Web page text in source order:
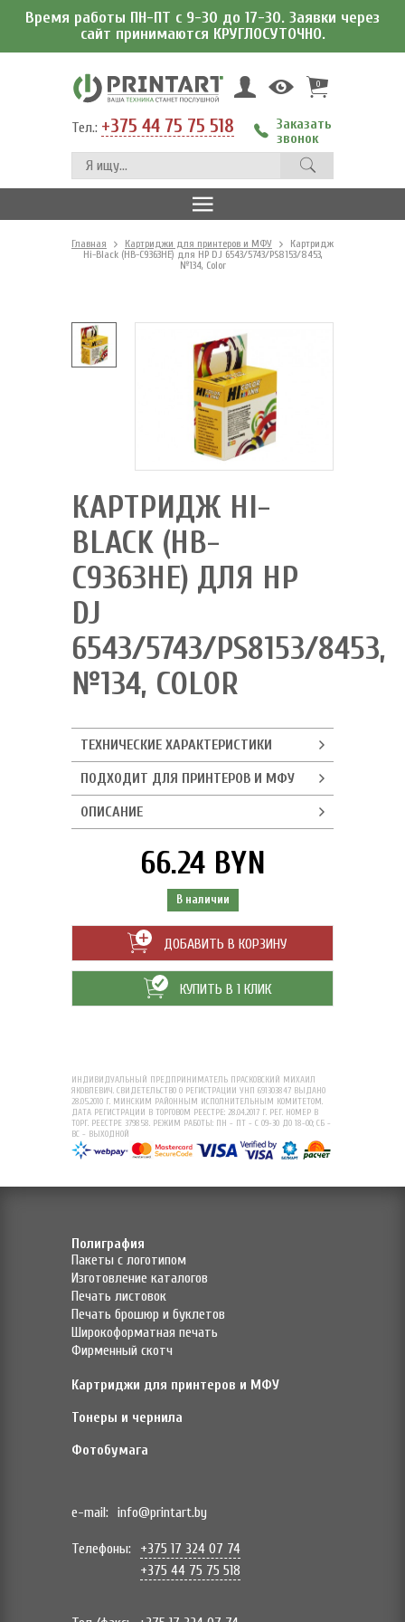
Время работы ПН-ПТ с 9-30 до 17-30. Заявки через
сайт принимаются КРУГЛОСУТОЧНО.
0
Тел.: +375 44 75 75 518
Заказать
звонок
Главная Картриджи для принтеров и МФУ
Картридж
Hi-Black (HB-C9363HE) для HP DJ 6543/5743/PS8153/8453,
№134, Color
КАРТРИДЖ HI-
BLACK (HB-
C9363HE) ДЛЯ HP
DJ
6543/5743/PS8153/8453,
№134, COLOR
ТЕХНИЧЕСКИЕ ХАРАКТЕРИСТИКИ
ПОДХОДИТ ДЛЯ ПРИНТЕРОВ И МФУ
ОПИСАНИЕ
66.24 BYN
В наличии
ДОБАВИТЬ В КОРЗИНУ
КУПИТЬ В 1 КЛИК
ИНДИВИДУАЛЬНЫЙ ПРЕДПРИНИМАТЕЛЬ ПРАСКОВСКИЙ МИХАИЛ
ЯКОВЛЕВИЧ. СВИДЕТЕЛЬСТВО О РЕГИСТРАЦИИ УНП 691303847 ВЫДАНО
28.05.2010 Г. МИНСКИМ РАЙОННЫМ ИСПОЛНИТЕЛЬНЫМ КОМИТЕТОМ.
ДАТА РЕГИСТРАЦИИ В ТОРГОВОМ РЕЕСТРЕ: 28.04.2017 Г. РЕГ. НОМЕР В
ТОРГ. РЕЕСТРЕ 379858. РЕЖИМ РАБОТЫ: ПН - ПТ - С 09-30 ДО 18-00; СБ -
ВС - ВЫХОДНОЙ
Полиграфия
Пакеты с логотипом
Изготовление каталогов
Печать листовок
Печать брошюр и буклетов
Широкоформатная печать
Фирменный скотч
Картриджи для принтеров и МФУ
Тонеры и чернила
Фотобумага
e-mail: info@printart.by
Телефоны:
+375 17 324 07 74
+375 44 75 75 518